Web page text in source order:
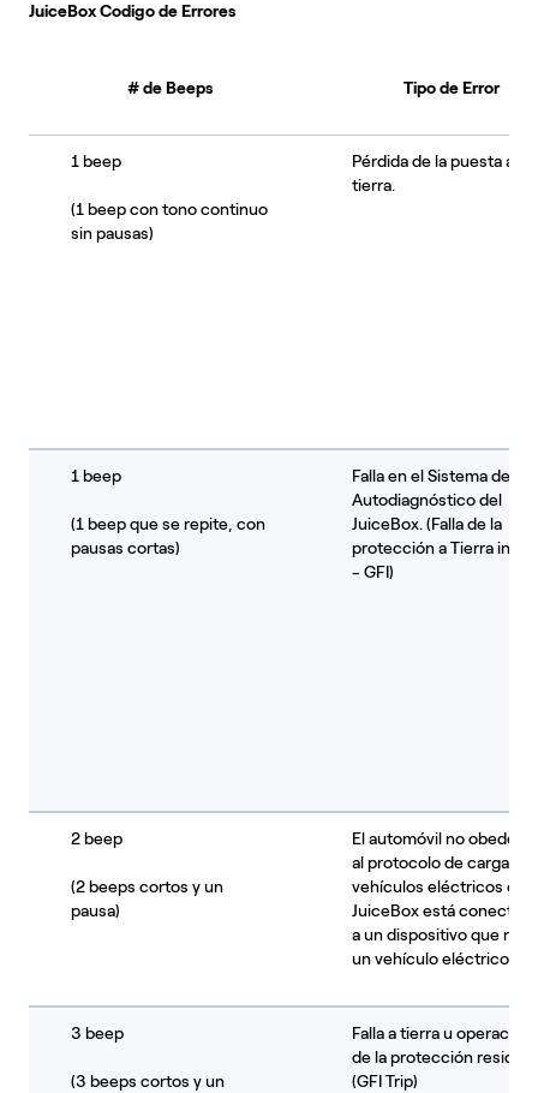
JuiceBox Codigo de Errores
# de Beeps Tipo de Error
1 beep
(1 beep con tono continuo
sin pausas)
Pérdida de la puesta a
tierra.
1 beep
(1 beep que se repite, con
pausas cortas)
Falla en el Sistema de
Autodiagnóstico del
JuiceBox. (Falla de la
protección a Tierra
- GFI)
2 beep
(2 beeps cortos y un
pausa)
El automóvil no obedece
al protocolo de carga
vehículos eléctricos o el
JuiceBox está
a un dispositivo que no
un vehículo eléctrico.
3 beep
(3 beeps cortos y un
Falla a tierra u operación
de la protección residual
(GFI Trip)